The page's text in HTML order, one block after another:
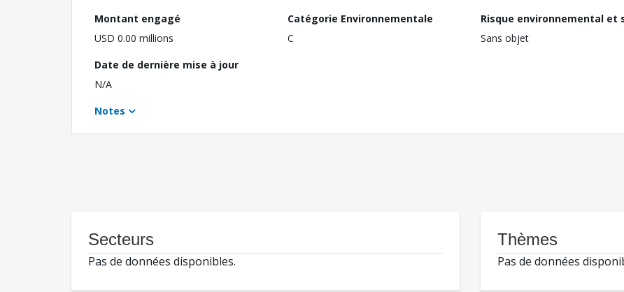
Montant engagé
USD 0.00 millions
Catégorie Environnementale
C
Risque environnemental et
Sans objet
Date de dernière mise à jour
N/A
Notes
Secteurs
Pas de données disponibles.
Thèmes
Pas de données